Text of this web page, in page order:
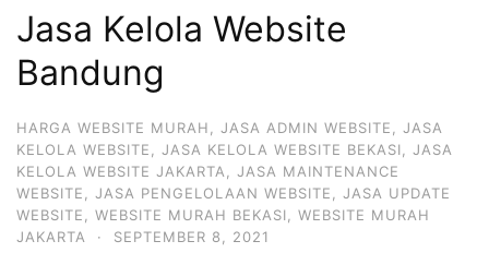
Jasa Kelola Website
Bandung
HARGA WEBSITE MURAH, JASA ADMIN WEBSITE, JASA
KELOLA WEBSITE, JASA KELOLA WEBSITE BEKASI, JASA
KELOLA WEBSITE JAKARTA, JASA MAINTENANCE
WEBSITE, JASA PENGELOLAAN WEBSITE, JASA UPDATE
WEBSITE, WEBSITE MURAH BEKASI, WEBSITE MURAH
JAKARTA
· SEPTEMBER 8, 2021